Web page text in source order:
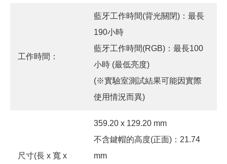
工作時間：
藍牙工作時間(背光關閉)：最長
190小時
藍牙工作時間(RGB)：最長100
小時 (最低亮度)
(※實驗室測試結果可能因實際
使用情況而異)
尺寸(長 x 寬 x
359.20 x 129.20 mm
不含鍵帽的高度(正面)：21.74
mm